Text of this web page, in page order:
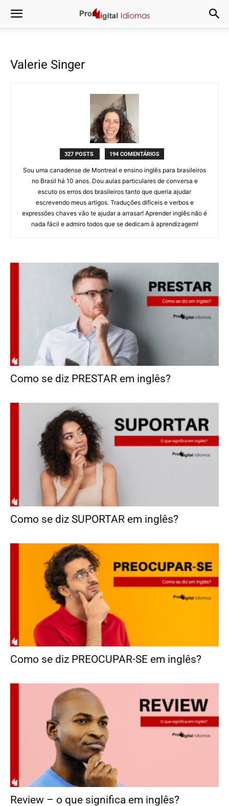
Valerie Singer
327 POSTS 194 COMENTÁRIOS
Sou uma canadense de Montreal e ensino inglês para brasileiros
no Brasil há 10 anos. Dou aulas particulares de conversa e
escuto os erros dos brasileiros tanto que queria ajudar
escrevendo meus artigos. Traduções difíceis e verbos e
expressões chaves vão te ajudar a arrasar! Aprender inglês não é
nada fácil e admiro todos que se dedicam à aprendizagem!
Como se diz PRESTAR em inglês?
Como se diz SUPORTAR em inglês?
Como se diz PREOCUPAR-SE em inglês?
Review – o que significa em inglês?